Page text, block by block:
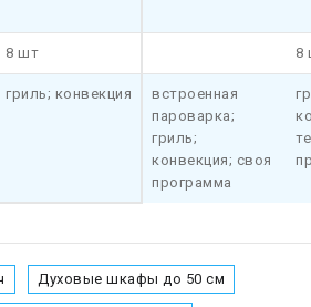
8 шт 8
гриль; конвекция
встроенная
пароварка;
гриль;
конвекция; своя
программа
Духовые шкафы до 50 см